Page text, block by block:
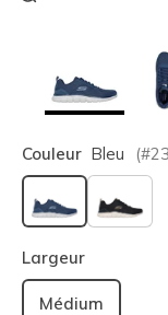
Couleur Bleu (#
sélectionné
Largeur
Médium